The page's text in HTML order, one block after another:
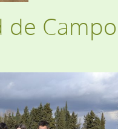
de Campo